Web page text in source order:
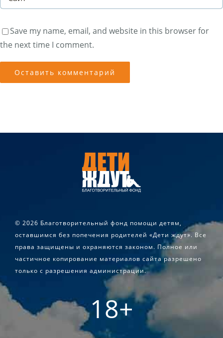
Save my name, email, and website in this browser for
the next time I comment.
© 2026 Благотворительный фонд помощи детям,
оставшимся без попечения родителей «Дети ждут». Все
права защищены и охраняются законом. Полное или
частичное копирование материалов сайта разрешено
только с разрешения администрации.
18+